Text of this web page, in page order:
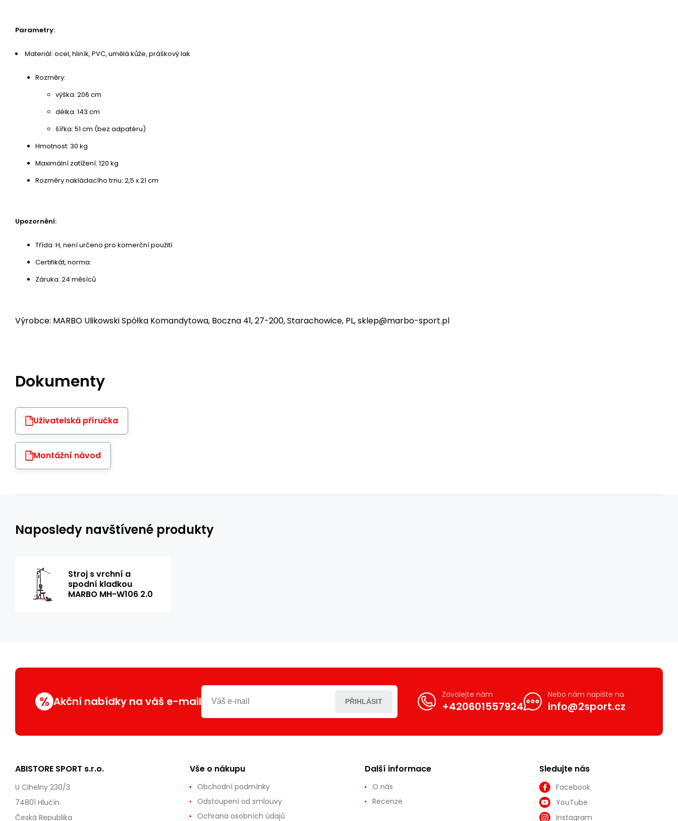
Parametry:
Materiál: ocel, hliník, PVC, umělá kůže, práškový lak
Rozměry:
výška: 206 cm
délka: 143 cm
šířka: 51 cm (bez adpatéru)
Hmotnost: 30 kg
Maximální zatížení: 120 kg
Rozměry nakládacího trnu: 2,5 x 21 cm
Upozornění:
Třída: H, není určeno pro komerční použití
Certifikát, norma:
Záruka: 24 měsíců
Výrobce: MARBO Ulikowski Spółka Komandytowa, Boczna 41, 27-200, Starachowice, PL, sklep@marbo-sport.pl
Dokumenty
Uživatelská příručka
Montážní návod
Naposledy navštívené produkty
Stroj s vrchní a
spodní kladkou
MARBO MH-W106 2.0
% Akční nabídky na váš e-mail PŘIHLÁSIT
Zavolejte nám
+420601557924
Nebo nám napište na
info@2sport.cz
ABISTORE SPORT s.r.o.
U Cihelny 230/3
74801 Hlučín
Česká Republika
Vše o nákupu
Obchodní podmínky
Odstoupení od smlouvy
Ochrana osobních údajů
Další informace
O nás
Recenze
Sledujte nás
Facebook
YouTube
Instagram